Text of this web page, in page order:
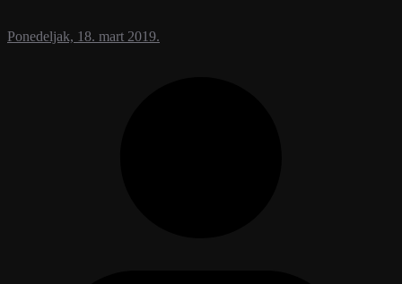
Ponedeljak, 18. mart 2019.